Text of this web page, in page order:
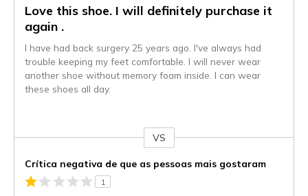
Love this shoe. I will definitely purchase it
again .
I have had back surgery 25 years ago. I've always had
trouble keeping my feet comfortable. I will never wear
another shoe without memory foam inside. I can wear
these shoes all day.
VS
Crítica negativa de que as pessoas mais gostaram
1